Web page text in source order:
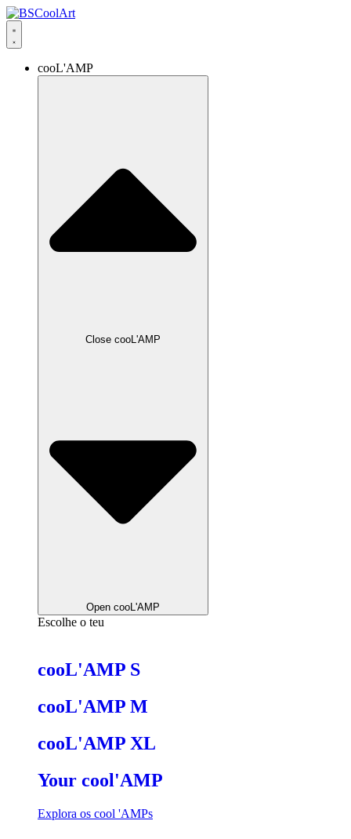
cooL'AMP
Close cooL'AMP
Open cooL'AMP
Escolhe o teu
cooL'AMP S
cooL'AMP M
cooL'AMP XL
Your cool'AMP
Explora os cool 'AMPs